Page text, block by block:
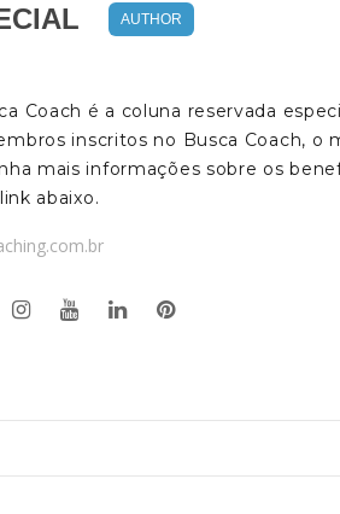
AUTHOR
Coach é a coluna reservada
inscritos no Busca Coach, o
mais informações sobre os
abaixo.